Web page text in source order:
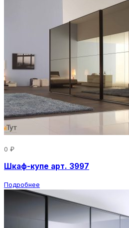
0 ₽
Шкаф-купе арт. 3997
Подробнее